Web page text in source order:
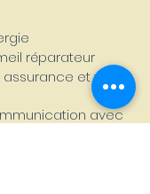
réparateur
et votre
avec